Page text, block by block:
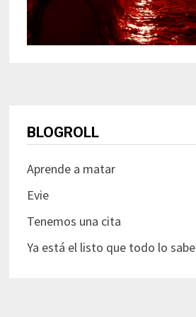
BLOGROLL
Aprende a matar
Evie
Tenemos una cita
Ya está el listo que todo lo sabe